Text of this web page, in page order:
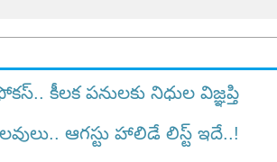
కీలక పనులకు నిధుల విజ్ఞప్తి
ఆగస్టు హాలిడే లిస్ట్ ఇదే..!